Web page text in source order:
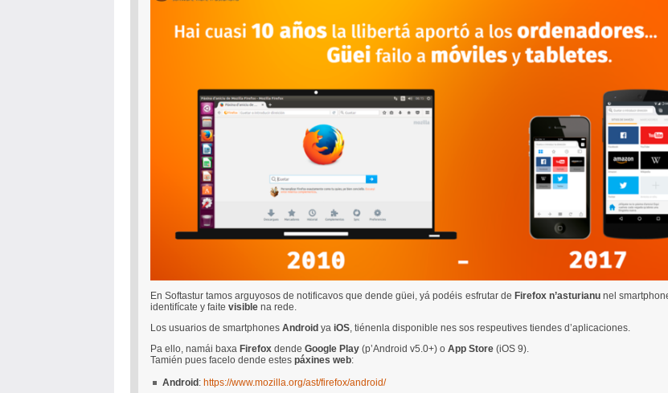
En Softastur tamos arguyosos de notificavos que dende güei, yá podéis esfrutar de Firefox n’asturianunel
identifícate y faite visible na rede.
Los usuarios de smartphones Android ya iOS , tiénenla disponible nes sos respeutives tiendes d’aplicaciones.
Pa ello, namái baxa Firefox dende Google Play (p’Android v5.0+) o App Store (iOS 9).
Tamién pues facelo dende estes páxines web:
Android: https://www.mozilla.org/ast/firefox/android/